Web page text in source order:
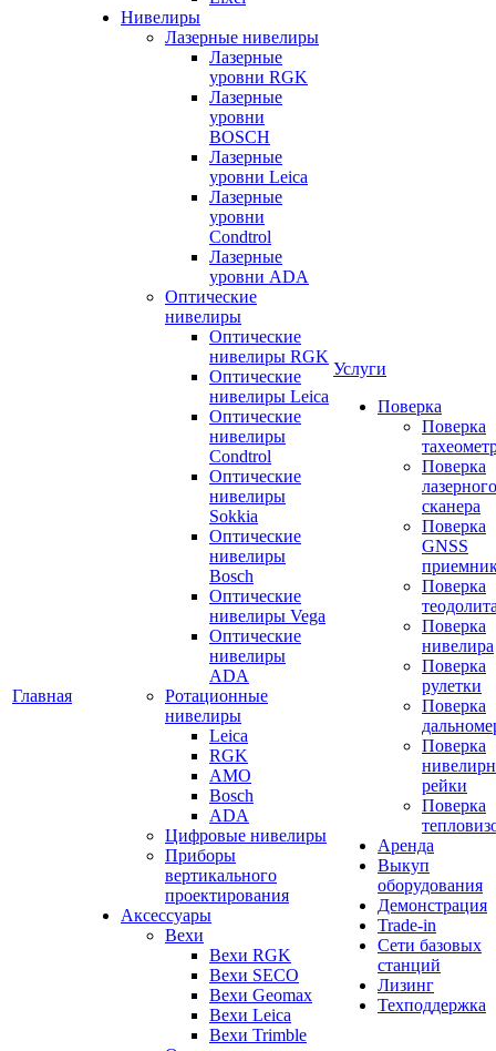
Главная
Нивелиры
Лазерные нивелиры
Лазерные
уровни RGK
Лазерные
уровни
BOSCH
Лазерные
уровни Leica
Лазерные
уровни
Condtrol
Лазерные
уровни ADA
Оптические
нивелиры
Оптические
нивелиры RGK
Оптические
нивелиры Leica
Оптические
нивелиры
Condtrol
Оптические
нивелиры
Sokkia
Оптические
нивелиры
Bosch
Оптические
нивелиры Vega
Оптические
нивелиры
ADA
Ротационные
нивелиры
Leica
RGK
AMO
Bosch
ADA
Цифровые нивелиры
Приборы
вертикального
проектирования
Аксессуары
Вехи
Вехи RGK
Вехи SECO
Вехи Geomax
Вехи Leica
Вехи Trimble
Услуги
Поверка
Поверка
Поверка
лазерного
сканера
Поверка
GNSS
Поверка
Поверка
нивелира
Поверка
рулетки
Поверка
Поверка
рейки
Поверка
Аренда
Выкуп
оборудования
Демонстрация
Trade-in
Сети базовых
станций
Лизинг
Техподдержка